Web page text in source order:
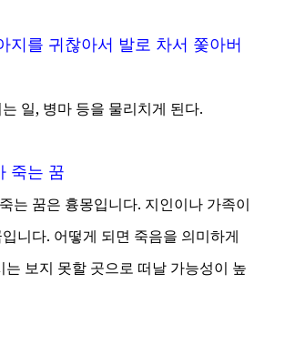
지를 귀찮아서 발로 차서 쫓아버
일, 병마 등을 물리치게 된다.
죽는 꿈
는 꿈은 흉몽입니다. 지인이나 가족이
니다. 어떻게 되면 죽음을 의미하게
는 보지 못할 곳으로 떠날 가능성이 높